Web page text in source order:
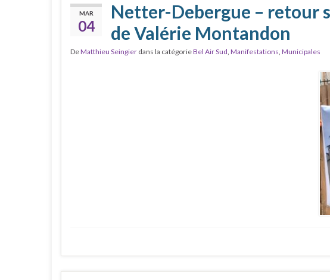
MAR
04
Netter-Debergue – retour
de Valérie Montandon
DeMatthieu Seingier dans la catégorieBel Air Sud, Manifestations, Municipales